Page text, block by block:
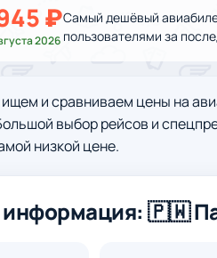
₽
2026
Самый дешёвый
пользователями за
и сравниваем цены на
выбор рейсов и
низкой цене.
🇵🇼